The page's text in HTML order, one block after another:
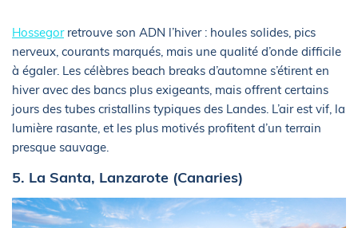
Hossegorretrouve son ADN l’hiver : houles solides, pics
nerveux, courants marqués, mais une qualité d’onde difficile
à égaler. Les célèbres beach breaks d’automne s’étirent en
hiver avec des bancs plus exigeants, mais offrent certains
jours des tubes cristallins typiques des Landes. L’air est vif, la
lumière rasante, et les plus motivés profitent d’un terrain
presque sauvage.
5. La Santa, Lanzarote (Canaries)